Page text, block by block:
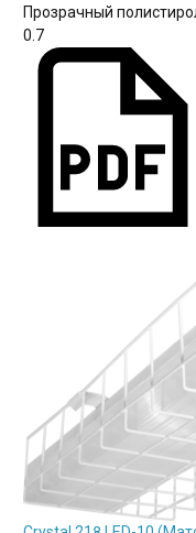
Прозрачный
0.7